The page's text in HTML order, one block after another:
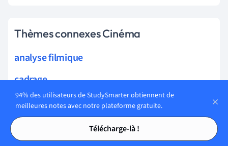
Tables des matières
Tables des matières
Thèmes connexes Cinéma
analyse filmique
cadrage
théorie du cinéma
genres cinématographiques
94% des utilisateurs de StudySmarter obtiennent de
meilleures notes avec notre plateforme gratuite.
Télécharge-là !